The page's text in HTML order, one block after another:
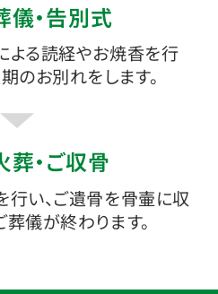
儀・告別式
よる読経やお焼香を行
期のお別れをします。
葬・ご収骨
行い、ご遺骨を骨壷に収
葬儀が終わります。